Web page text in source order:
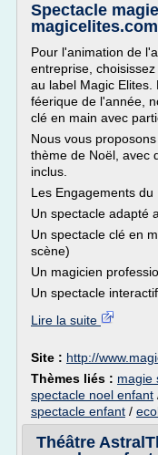
Spectacle
magicelites.com
Pour l'animation de
entreprise,
au label Magic
féerique de l'année,
clé en main avec
Nous vous
thème de Noël, avec
inclus.
Les Engagements du
Un spectacle adapté
Un spectacle clé en
scène)
Un magicien
Un spectacle
Lire la suite
Site : http://
Thèmes liés : magie
spectacle noel enfant
spectacle enfant /
Théâtre